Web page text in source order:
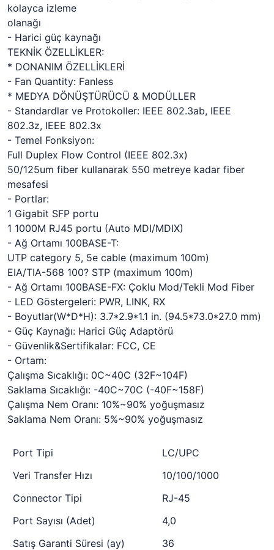
kolayca izleme
olanağı
- Harici güç kaynağı
TEKNİK ÖZELLİKLER:
* DONANIM ÖZELLİKLERİ
- Fan Quantity: Fanless
* MEDYA DÖNÜŞTÜRÜCÜ & MODÜLLER
- Standardlar ve Protokoller: IEEE 802.3ab, IEEE
802.3z, IEEE 802.3x
- Temel Fonksiyon:
Full Duplex Flow Control (IEEE 802.3x)
50/125um fiber kullanarak 550 metreye kadar fiber
mesafesi
- Portlar:
1 Gigabit SFP portu
1 1000M RJ45 portu (Auto MDI/MDIX)
- Ağ Ortamı 100BASE-T:
UTP category 5, 5e cable (maximum 100m)
EIA/TIA-568 100? STP (maximum 100m)
- Ağ Ortamı 100BASE-FX: Çoklu Mod/Tekli Mod Fiber
- LED Göstergeleri: PWR, LINK, RX
- Boyutlar(W*D*H): 3.7*2.9*1.1 in. (94.5*73.0*27.0 mm)
- Güç Kaynağı: Harici Güç Adaptörü
- Güvenlik&Sertifikalar: FCC, CE
- Ortam:
Çalışma Sıcaklığı: 0C~40C (32F~104F)
Saklama Sıcaklığı: -40C~70C (-40F~158F)
Çalışma Nem Oranı: 10%~90% yoğuşmasız
Saklama Nem Oranı: 5%~90% yoğuşmasız
Port Tipi
LC/UPC
Veri Transfer Hızı
10/100/1000
Connector Tipi
RJ-45
Port Sayısı (Adet)
4,0
Satış Garanti Süresi (ay)
36